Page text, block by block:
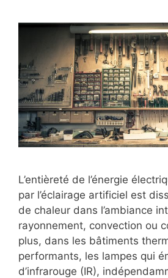
L’entièreté de l’énergie
par l’éclairage artificiel est
de chaleur dans l’ambiance
rayonnement, convection ou
plus, dans les bâtiments
performants, les lampes qui
d’infrarouge (IR),